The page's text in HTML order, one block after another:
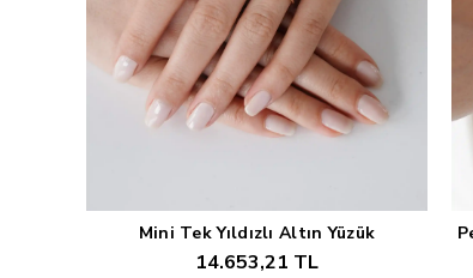
Sepete Ekle
Mini Tek Yıldızlı Altın Yüzük
14.653,21 TL